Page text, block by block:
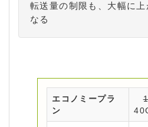
転送量の制限も、大幅に
なる
エコノミープラ
ン